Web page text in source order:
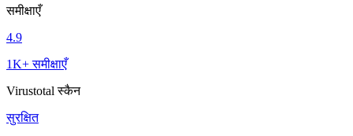
समीक्षाएँ
4.9
1K+ समीक्षाएँ
Virustotal स्कैन
सुरक्षित